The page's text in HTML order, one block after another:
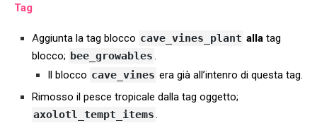
Tag
Aggiunta la tag blocco cave_vines_plant alla tag
blocco; bee_growables.
Il blocco cave_vines era già all’intenro di questa tag.
Rimosso il pesce tropicale dalla tag oggetto;
axolotl_tempt_items.